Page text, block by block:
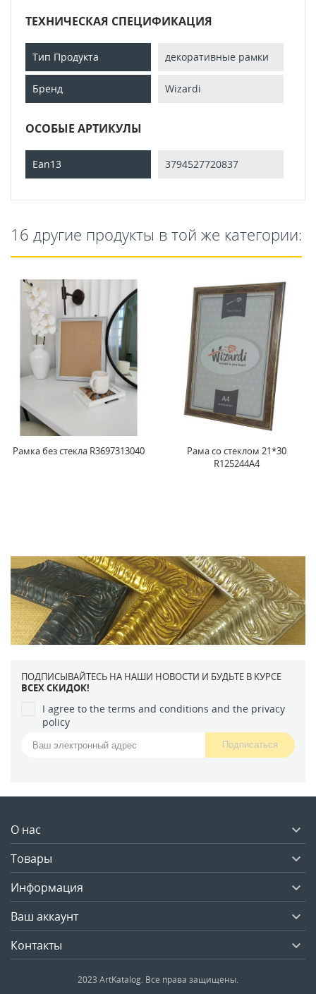
ТЕХНИЧЕСКАЯ СПЕЦИФИКАЦИЯ
Тип Продукта декоративные рамки
Бренд Wizardi
ОСОБЫЕ АРТИКУЛЫ
Ean13 3794527720837
16 другие продукты в той же категории:
Рамка без стекла R3697313040
Рама со стеклом 21*30
R125244A4
ПОДПИСЫВАЙТЕСЬ НА НАШИ НОВОСТИ И БУДЬТЕ В КУРСЕ
ВСЕХ СКИДОК!
I agree to the terms and conditions and the privacy
policy
О нас 
Товары 
Информация 
Ваш аккаунт 
Контакты 
2023 ArtKatalog. Все права защищены.